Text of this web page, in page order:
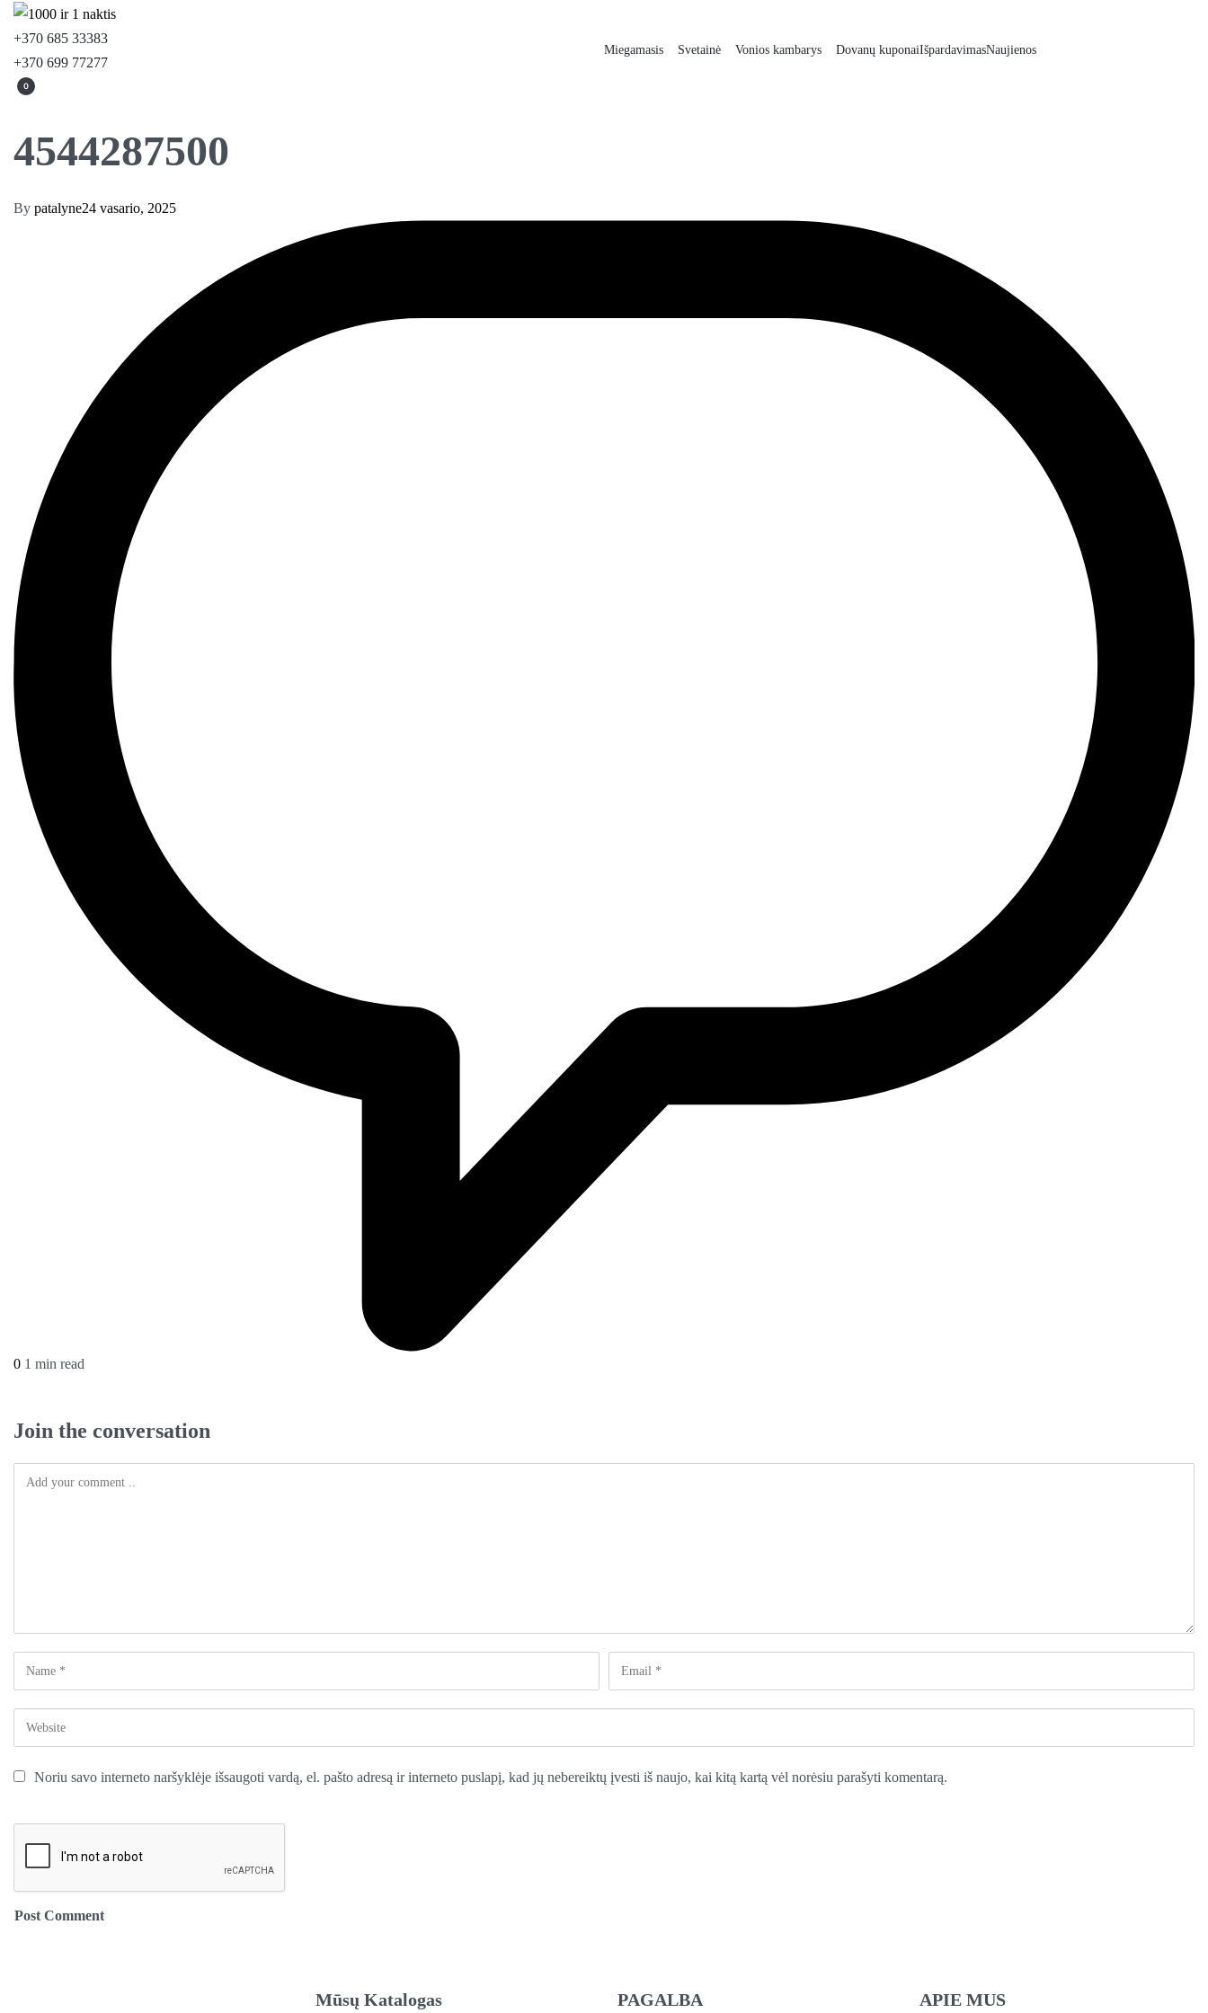
+370 685 33383
+370 699 77277
0
Miegamasis Svetainė Vonios kambarys Dovanų kuponaiIšpardavimasNaujienos
4544287500
By patalyne24 vasario, 2025
0 1 min read
Join the conversation
Noriu savo interneto naršyklėje išsaugoti vardą, el. pašto adresą ir interneto puslapį, kad jų nebereiktų įvesti iš naujo, kai kitą kartą vėl norėsiu parašyti komentarą.
Mūsų Katalogas PAGALBA APIE MUS